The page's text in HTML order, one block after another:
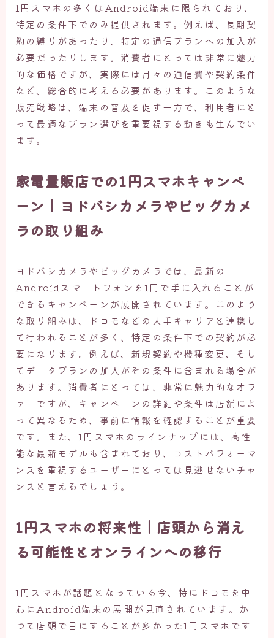
1円スマホの多くはAndroid端末に限られており、
特定の条件下でのみ提供されます。例えば、長期契
約の縛りがあったり、特定の通信プランへの加入が
必要だったりします。消費者にとっては非常に魅力
的な価格ですが、実際には月々の通信費や契約条件
など、総合的に考える必要があります。このような
販売戦略は、端末の普及を促す一方で、利用者にと
って最適なプラン選びを重要視する動きも生んでい
ます。
家電量販店での1円スマホキャンペ
ーン｜ヨドバシカメラやビッグカメ
ラの取り組み
ヨドバシカメラやビッグカメラでは、最新の
Androidスマートフォンを1円で手に入れることが
できるキャンペーンが展開されています。このよう
な取り組みは、ドコモなどの大手キャリアと連携し
て行われることが多く、特定の条件下での契約が必
要になります。例えば、新規契約や機種変更、そし
てデータプランの加入がその条件に含まれる場合が
あります。消費者にとっては、非常に魅力的なオフ
ァーですが、キャンペーンの詳細や条件は店舗によ
って異なるため、事前に情報を確認することが重要
です。また、1円スマホのラインナップには、高性
能な最新モデルも含まれており、コストパフォーマ
ンスを重視するユーザーにとっては見逃せないチャ
ンスと言えるでしょう。
1円スマホの将来性｜店頭から消え
る可能性とオンラインへの移行
1円スマホが話題となっている今、特にドコモを中
心にAndroid端末の展開が見直されています。か
つて店頭で目にすることが多かった1円スマホです